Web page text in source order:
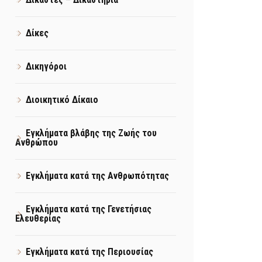
Δίκες
Δικηγόροι
Διοικητικό Δίκαιο
Εγκλήματα βλάβης της Ζωής του
Ανθρώπου
Εγκλήματα κατά της Ανθρωπότητας
Εγκλήματα κατά της Γενετήσιας
Ελευθερίας
Εγκλήματα κατά της Περιουσίας